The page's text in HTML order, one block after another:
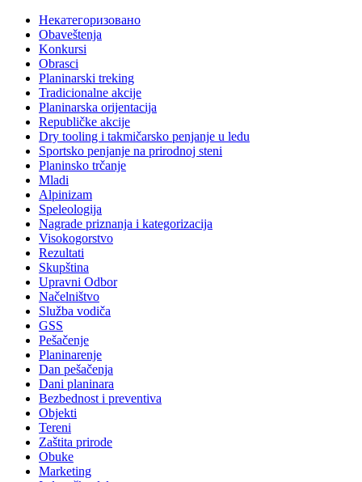
Некатегоризовано
Obaveštenja
Konkursi
Obrasci
Planinarski treking
Tradicionalne akcije
Planinarska orijentacija
Republičke akcije
Dry tooling i takmičarsko penjanje u ledu
Sportsko penjanje na prirodnoj steni
Planinsko trčanje
Mladi
Alpinizam
Speleologija
Nagrade priznanja i kategorizacija
Visokogorstvo
Rezultati
Skupština
Upravni Odbor
Načelništvo
Služba vodiča
GSS
Pešačenje
Planinarenje
Dan pešačenja
Dani planinara
Bezbednost i preventiva
Objekti
Tereni
Zaštita prirode
Obuke
Marketing